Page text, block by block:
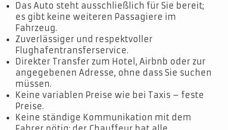
Das Auto steht ausschließlich für Sie bereit;
es gibt keine weiteren Passagiere im
Fahrzeug.
Zuverlässiger und respektvoller
Flughafentransferservice.
Direkter Transfer zum Hotel, Airbnb oder zur
angegebenen Adresse, ohne dass Sie suchen
müssen.
Keine variablen Preise wie bei Taxis – feste
Preise.
Keine ständige Kommunikation mit dem